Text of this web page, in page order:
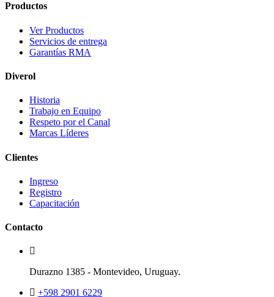
Productos
Ver Productos
Servicios de entrega
Garantías RMA
Diverol
Historia
Trabajo en Equipo
Respeto por el Canal
Marcas Líderes
Clientes
Ingreso
Registro
Capacitación
Contacto
Durazno 1385 - Montevideo, Uruguay.
+598 2901 6229